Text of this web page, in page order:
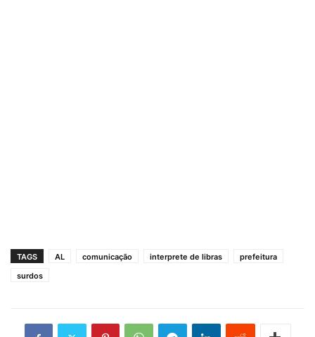
TAGS AL comunicação interprete de libras
prefeitura
surdos